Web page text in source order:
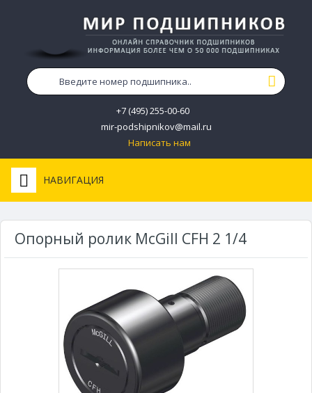
+7 (495) 255-00-60
mir-podshipnikov@mail.ru
Написать нам
НАВИГАЦИЯ
Опорный ролик McGill CFH 2 1/4